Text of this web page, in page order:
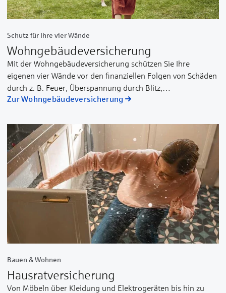
Schutz für Ihre vier Wände
Wohngebäude­versicherung
Mit der Wohngebäudeversicherung schützen Sie Ihre
eigenen vier Wände vor den finanziellen Folgen von Schäden
durch z. B. Feuer, Überspannung durch Blitz,
Leitungswasser, Rohrbruch, Sturm, Hagel, Starkregen und
sind auch versichert, wenn Sie den Schaden grob fahrlässig
selbst verursacht haben.
Zur Wohngebäude­versicherung
Bauen & Wohnen
Haus­rat­ver­sicherung
Von Möbeln über Kleidung und Elektrogeräten bis hin zu